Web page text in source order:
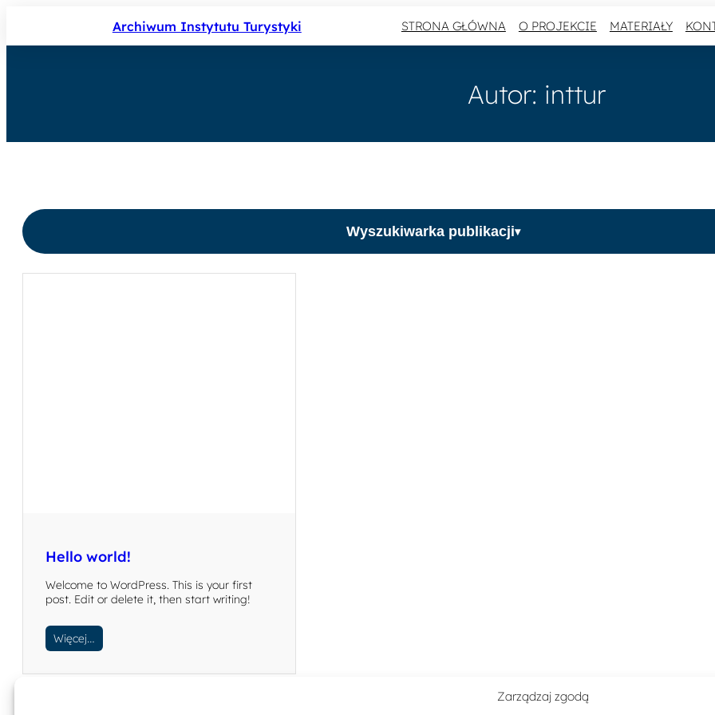
Zarządzaj zgodą
Archiwum Instytutu Turystyki STRONA GŁÓWNA O PROJEKCIE MATERIAŁY
Autor: inttur
Wyszukiwarka publikacji▾
Hello world!
Welcome to WordPress. This is your first
post. Edit or delete it, then start writing!
Więcej…